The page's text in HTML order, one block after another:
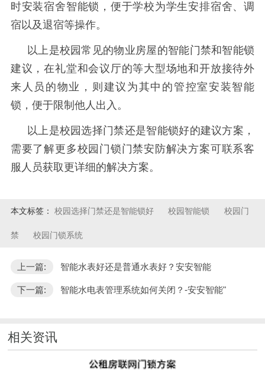
时安装宿舍智能锁，便于学校为学生安排宿舍、调
宿以及退宿等操作。
以上是校园常见的物业房屋的智能门禁和智能锁
建议，在礼堂和会议厅的等大型场地和开放接待外
来人员的物业，则建议为其中的管控室安装智能
锁，便于限制他人出入。
以上是校园选择门禁还是智能锁好的建议方案，
需要了解更多校园门锁门禁安防解决方案可联系客
服人员获取更详细的解决方案。
本文标签： 校园选择门禁还是智能锁好 校园智能锁 校园门
禁 校园门锁系统
上一篇: 智能水表好还是普通水表好？安安智能
下一篇: 智能水电表管理系统如何关闭？-安安智能"
相关资讯